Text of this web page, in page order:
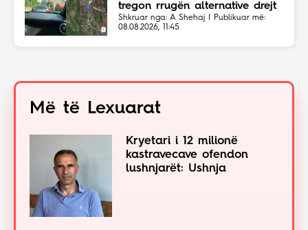
tregon rrugën alternative drejt
Malit të Zi
Shkruar nga: A Shehaj | Publikuar më:
08.08.2026, 11:45
Më të Lexuarat
Kryetari i 12 milionë
kastravecave ofendon
lushnjarët: Ushnja